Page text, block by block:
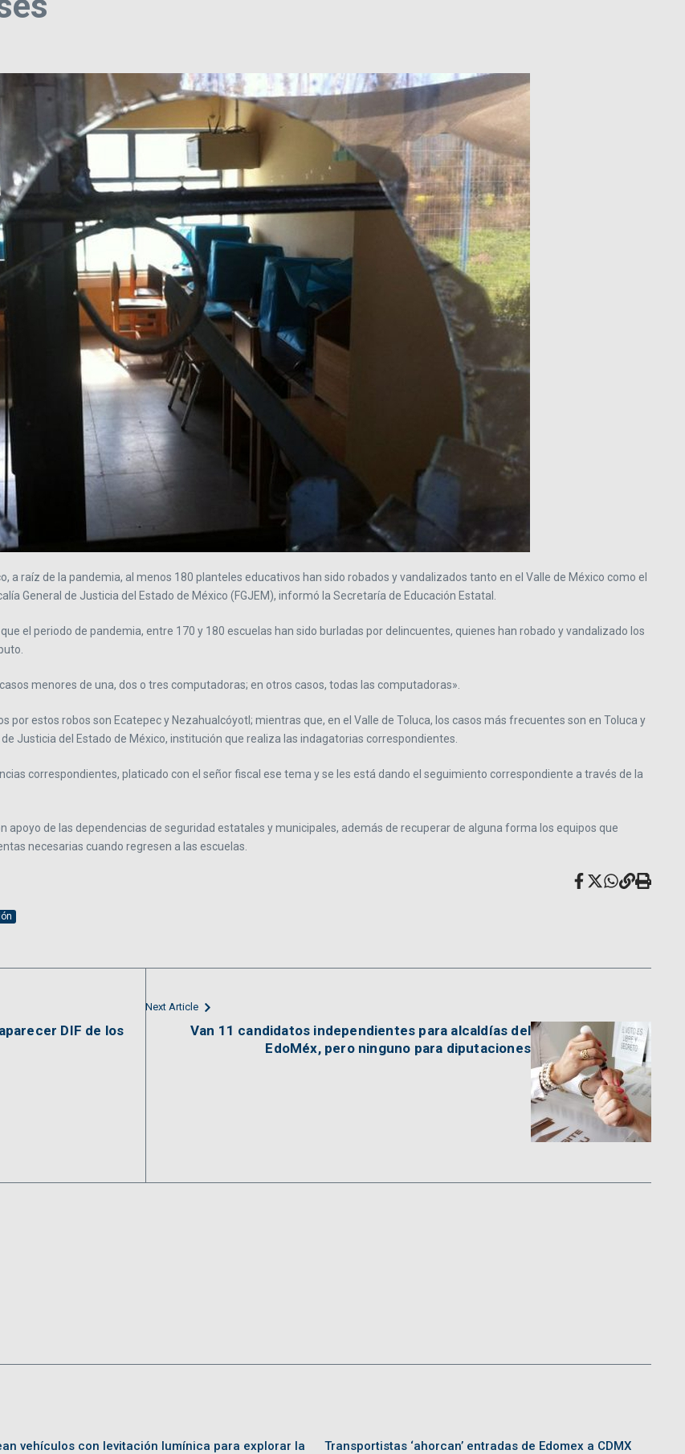
a raíz de la pandemia, al menos 180 planteles educativos han sido robados y vandalizados tanto en el Valle de México como el
General de Justicia del Estado de México (FGJEM), informó la Secretaría de Educación Estatal.
el periodo de pandemia, entre 170 y 180 escuelas han sido burladas por delincuentes, quienes han robado y vandalizado los
menores de una, dos o tres computadoras; en otros casos, todas las computadoras».
por estos robos son Ecatepec y Nezahualcóyotl; mientras que, en el Valle de Toluca, los casos más frecuentes son en Toluca y
Justicia del Estado de México, institución que realiza las indagatorias correspondientes.
correspondientes, platicado con el señor fiscal ese tema y se les está dando el seguimiento correspondiente a través de la
de las dependencias de seguridad estatales y municipales, además de recuperar de alguna forma los equipos que
necesarias cuando regresen a las escuelas.
DIF de los
Next Article
Van 11 candidatos independientes para alcaldías del
EdoMéx, pero ninguno para diputaciones
vehículos con levitación lumínica para explorar la
Transportistas ‘ahorcan’ entradas de Edomex a CDMX